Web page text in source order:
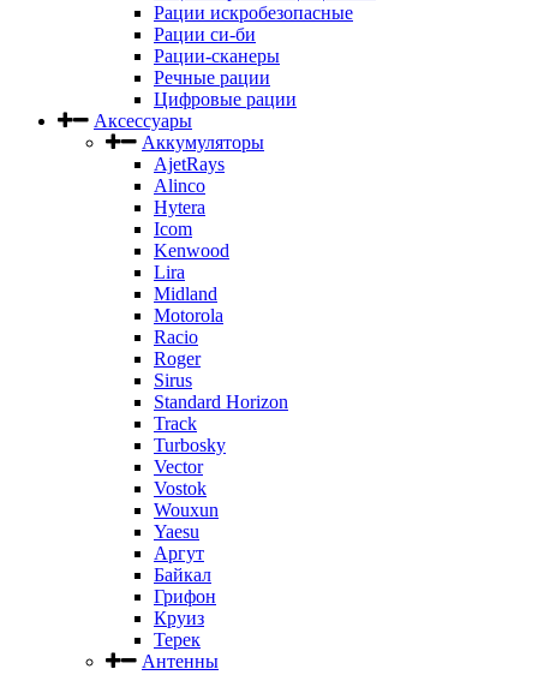
Рации искробезопасные
Рации си-би
Рации-сканеры
Речные рации
Цифровые рации
Аксессуары
Аккумуляторы
AjetRays
Alinco
Hytera
Icom
Kenwood
Lira
Midland
Motorola
Racio
Roger
Sirus
Standard Horizon
Track
Turbosky
Vector
Vostok
Wouxun
Yaesu
Аргут
Байкал
Грифон
Круиз
Терек
Антенны